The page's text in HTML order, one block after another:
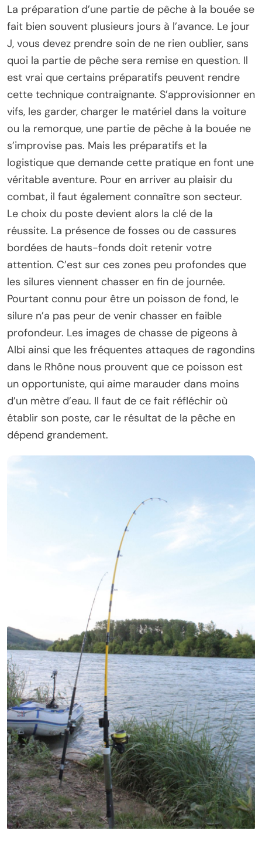
La préparation d’une partie de pêche à la bouée se
fait bien souvent plusieurs jours à l’avance. Le jour
J, vous devez prendre soin de ne rien oublier, sans
quoi la partie de pêche sera remise en question. Il
est vrai que certains préparatifs peuvent rendre
cette technique contraignante. S’approvisionner en
vifs, les garder, charger le matériel dans la voiture
ou la remorque, une partie de pêche à la bouée ne
s’improvise pas. Mais les préparatifs et la
logistique que demande cette pratique en font une
véritable aventure. Pour en arriver au plaisir du
combat, il faut également connaître son secteur.
Le choix du poste devient alors la clé de la
réussite. La présence de fosses ou de cassures
bordées de hauts-fonds doit retenir votre
attention. C’est sur ces zones peu profondes que
les silures viennent chasser en fin de journée.
Pourtant connu pour être un poisson de fond, le
silure n’a pas peur de venir chasser en faible
profondeur. Les images de chasse de pigeons à
Albi ainsi que les fréquentes attaques de ragondins
dans le Rhône nous prouvent que ce poisson est
un opportuniste, qui aime marauder dans moins
d’un mètre d’eau. Il faut de ce fait réfléchir où
établir son poste, car le résultat de la pêche en
dépend grandement.